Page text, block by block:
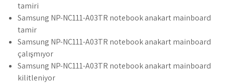
tamiri
Samsung NP-NC111-A03TR notebook anakart mainboard
tamir
Samsung NP-NC111-A03TR notebook anakart mainboard
çalışmıyor
Samsung NP-NC111-A03TR notebook anakart mainboard
kilitleniyor